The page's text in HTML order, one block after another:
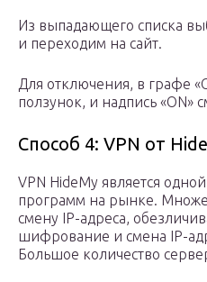
Из выпадающего списка
и переходим на сайт.
Для отключения, в графе
ползунок, и надпись «ON»
Способ 4: VPN от
VPN HideMy является
программ на рынке.
смену IP-адреса,
шифрование и смена IP-
Большое количество